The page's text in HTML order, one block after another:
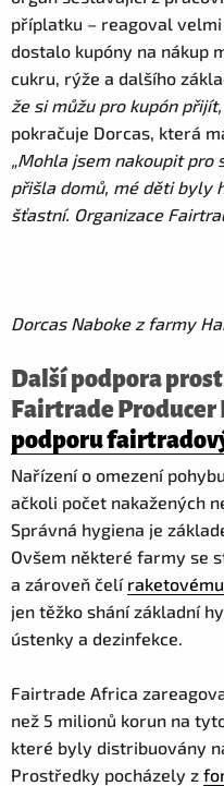
příplatku – reagoval
dostalo kupóny na nákup
cukru, rýže a dalšího
že si můžu pro kupón
pokračuje Dorcas, která
„Mohla jsem nakoupit pro
přišla domů, mé děti byly
šťastní. Organizace
Dorcas Naboke z farmy
Další podpora
Fairtrade Producer
podporu
Nařízení o omezení
ačkoli počet nakažených
Správná hygiena je
Ovšem některé farmy se
a zároveň čelí
jen těžko shání základní
ústenky a dezinfekce.
Fairtrade Africa
než 5 milionů korun na
které byly distribuovány
Prostředky pocházely z